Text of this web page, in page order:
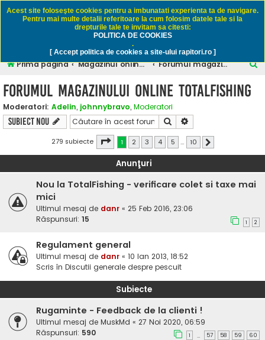
Rapitori.ro - Pescuit sportiv
Prima pagină Magazinul online TotalFishing Forumul magazinului online TotalFishing
C
e
Forumul magazinului online TotalFishing
Moderatori: Adelin, johnnybravo, Moderatori
Subiect nou Căutare
279 subiecte Pagina din 10
1 2 3 4 5 … 10
Anunţuri
Nou la TotalFishing - verificare colet si taxe mai
mici
Ultimul mesaj de danr « 25 Feb 2016, 23:06
Răspunsuri: 15 1 2
Regulament general
Ultimul mesaj de danr « 10 Ian 2013, 18:52
Scris în Discutii generale despre pescuit
Subiecte
Rugaminte - Feedback de la clienti !
Ultimul mesaj de MuskMd « 27 Noi 2020, 06:59
Răspunsuri: 590 1 … 57 58 59 60
Acest site foloseşte cookies pentru a imbunatati experienta ta de navigare.
Pentru mai multe detalii referitoare la cum folosim datele tale si la
drepturile tale te invitam sa citesti:
POLITICA DE COOKIES
.
[ Accept politica de cookies a site-ului rapitori.ro ]